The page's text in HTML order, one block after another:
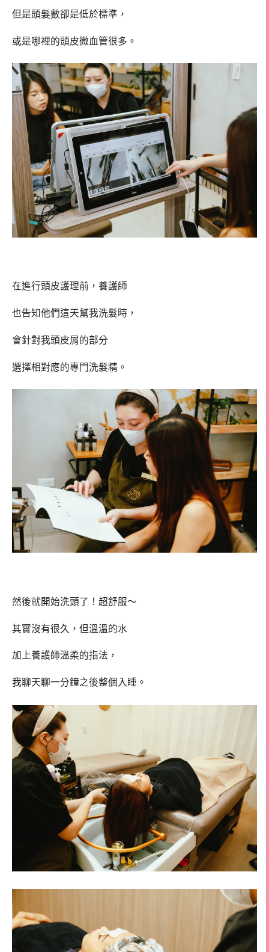
但是頭髮數卻是低於標準，
或是哪裡的頭皮微血管很多。
在進行頭皮護理前，養護師
也告知他們這天幫我洗髮時，
會針對我頭皮屑的部分
選擇相對應的專門洗髮精。
然後就開始洗頭了！超舒服～
其實沒有很久，但溫溫的水
加上養護師溫柔的指法，
我聊天聊一分鐘之後整個入睡。